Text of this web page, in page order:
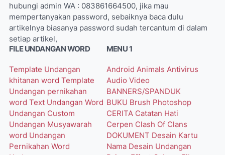
hubungi admin WA : 083861664500, jika mau
mempertanyakan password, sebaiknya baca dulu
artikelnya biasanya password sudah tercantum di dalam
setiap artikel,
FILE UNDANGAN WORD
Template Undangan
khitanan word Template
Undangan pernikahan
word Text Undangan Word
Undangan Custom
Undangan Musyawarah
word Undangan
Pernikahan Word
MENU 1
Android Animals Antivirus
Audio Video
BANNERS/SPANDUK
BUKU Brush Photoshop
CERITA Catatan Hati
Cerpen Clash Of Clans
DOKUMENT Desain Kartu
Nama Desain Undangan